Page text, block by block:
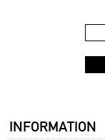
INFORMATION